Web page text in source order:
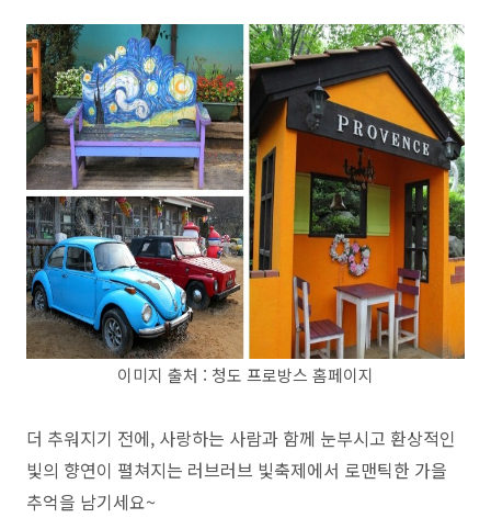
이미지 출처 : 청도 프로방스 홈페이지
더 추워지기 전에, 사랑하는 사람과 함께 눈부시고 환상적인
빛의 향연이 펼쳐지는 러브러브 빛축제에서 로맨틱한 가을
추억을 남기세요~